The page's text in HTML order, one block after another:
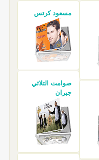
مسعود كرتس
صوامت التلاثي
جبران